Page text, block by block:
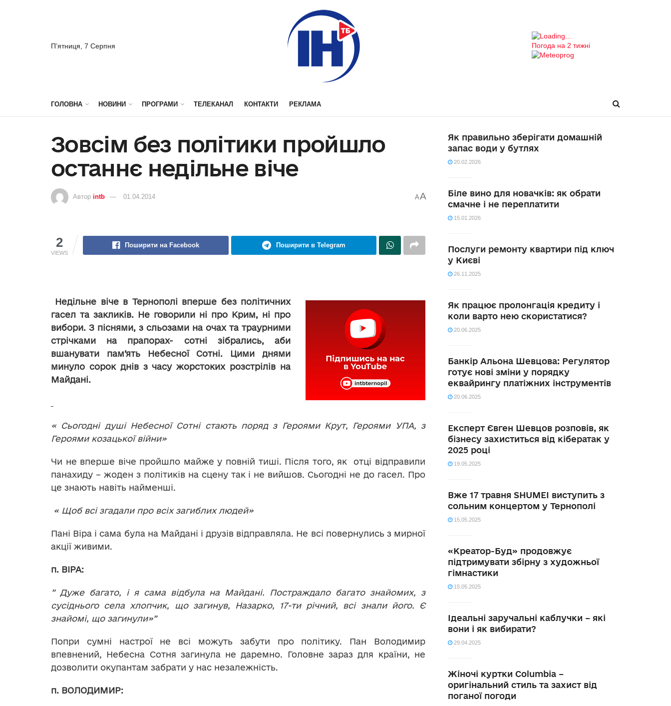
П’ятниця, 7 Серпня Погода на 2 тижні
ГОЛОВНА НОВИНИ ПРОГРАМИ ТЕЛЕКАНАЛ КОНТАКТИ РЕКЛАМА
Зовсім без політики пройшло
останнє недільне віче
Автор intb 01.04.2014 AA
2
VIEWS
Поширити на Facebook Поширити в Telegram
Недільне віче в Тернополі вперше без політичних
гасел та закликів. Не говорили ні про Крим, ні про
вибори. З піснями, з сльозами на очах та траурними
стрічками на прапорах- сотні зібрались, аби
вшанувати пам’ять Небесної Сотні. Цими днями
минуло сорок днів з часу жорстоких розстрілів на
Майдані.
« Сьогодні душі Небесної Сотні стають поряд з Героями Крут, Героями УПА, з
Героями козацької війни»
Чи не вперше віче пройшло майже у повній тиші. Після того, як отці відправили
панахиду – жоден з політиків на сцену так і не вийшов. Сьогодні не до гасел. Про
це знають навіть найменші.
« Щоб всі згадали про всіх загиблих людей»
Пані Віра і сама була на Майдані і друзів відправляла. Не всі повернулись з мирної
акції живими.
п. ВІРА:
” Дуже багато, і я сама відбула на Майдані. Постраждало багато знайомих, з
сусіднього села хлопчик, що загинув, Назарко, 17-ти річний, всі знали його. Є
знайомі, що загинули»”
Попри сумні настрої не всі можуть забути про політику. Пан Володимир
впевнений, Небесна Сотня загинула не даремно. Головне зараз для країни, не
дозволити окупантам забрати у нас незалежність.
п. ВОЛОДИМИР:
Як правильно зберігати домашній
запас води у бутлях
20.02.2026
Біле вино для новачків: як обрати
смачне і не переплатити
15.01.2026
Послуги ремонту квартири під ключ
у Києві
26.11.2025
Як працює пролонгація кредиту і
коли варто нею скористатися?
20.06.2025
Банкір Альона Шевцова: Регулятор
готує нові зміни у порядку
еквайрингу платіжних інструментів
20.06.2025
Експерт Євген Шевцов розповів, як
бізнесу захиститься від кібератак у
2025 році
19.05.2025
Вже 17 травня SHUMEI виступить з
сольним концертом у Тернополі
15.05.2025
«Креатор-Буд» продовжує
підтримувати збірну з художньої
гімнастики
15.05.2025
Ідеальні заручальні каблучки – які
вони і як вибирати?
29.04.2025
Жіночі куртки Columbia –
оригінальний стиль та захист від
поганої погоди